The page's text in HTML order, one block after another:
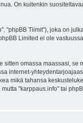
On kuitenkin
"phpBB Tiimit"), joka on
Limited ei ole
omassa maassasi, se
internet-
mikä tahansa
"karppaus.info" tai